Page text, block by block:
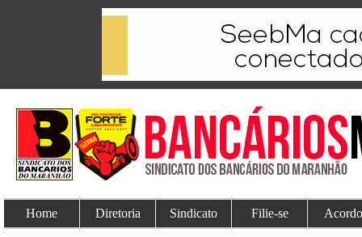
Home Diretoria Sindicato Filie-se